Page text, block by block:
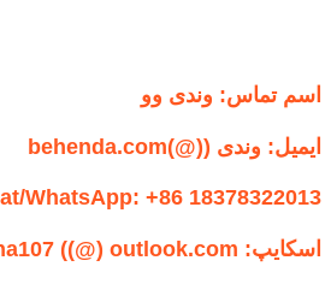
اسم تماس: وندی وو
ایمیل: وندی ((@)behenda.com
WhatsApp: +86 18378322013
اسکایپ: bhdchina107 ((@) outlook.com